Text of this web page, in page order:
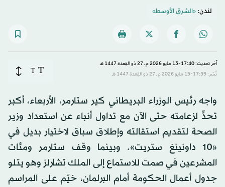
لندن:«الشرق الأوسط»
آخر تحديث: 17:40-13 مايو 2026 م ـ 27 ذو القِعدة 1447 هـ
نُشر: 17:39-13 مايو 2026 م ـ 27 ذو القِعدة 1447 هـ
T
T
واجه رئيس الوزراء البريطاني كير ستارمر، الأربعاء، أكبر
تحدٍّ لزعامته حتى الآن مع تداول أنباء عن استعداد وزير
الصحة لتقديم استقالته وإطلاق سباق لاختيار بديل في
«10 داونينغ ستريت». وبينما وقف ستارمر ومئات
المشرعين في صمت للاستماع إلى الملك تشارلز وهو يتلو
جدول أعمال الحكومة أمام البرلمان، خيّم على المراسم